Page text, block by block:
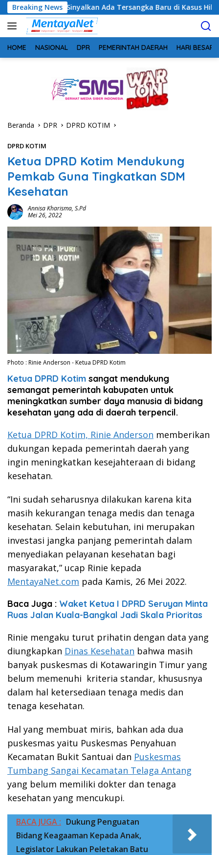
Langsung
ke
konten
Breaking News
Ada Tersangka Baru di Kasus Hibah Rp40 Miliar
HOME NASIONAL DPR PEMERINTAH DAERAH HARI BESAR
Beranda DPR DPRD KOTIM
DPRD KOTIM
Ketua DPRD Kotim Mendukung
Pemkab Guna Tingkatkan SDM
Kesehatan
Annisa Kharisma, S.Pd
Mei 26, 2022
Photo : Rinie Anderson - Ketua DPRD Kotim
Ketua DPRD Kotim sangat mendukung
semangat pemerintah kabupaten untuk
meningkatkan sumber daya manusia di bidang
kesehatan yang ada di daerah terpencil.
Ketua DPRD Kotim, Rinie Anderson memberikan
dukungan kepada pemerintah daerah yang
ingin meningkatkan kesejahteraan di bidang
kesehatan.
“Ini sudah seharusnya dilakukan karena kita
masih kekurangan tenaga medis dan tenaga
kesehatan. Selain kebutuhan, ini merupakan
investasi jangka panjang pemerintah dalam
menyediakan pelayanan kesehatan bagi
masyarakat,” ucap Rinie kepada
MentayaNet.com pada Kamis, 26 Mei 2022.
Baca Juga : Waket Ketua I DPRD Seruyan Minta
Ruas Jalan Kuala-Bangkal Jadi Skala Prioritas
Rinie mengaku turut prihatin dengan data yang
diungkapkan Dinas Kesehatan bahwa masih
banyak puskesmas di Kotawaringin Timur yang
belum memenuhi kriteria standar, khususnya
dalam hal ketersediaan tenaga medis dan
tenaga kesehatan.
Hal yang membuat miris, bahkan ada dua
puskesmas yaitu Puskesmas Penyahuan
Kecamatan Bukit Santuai dan Puskesmas
Tumbang Sangai Kecamatan Telaga Antang
yang belum memiliki dokter dan tenaga
kesehatan yang mencukupi.
BACA JUGA : Dukung Penguatan
Bidang Keagaaman Kepada Anak,
Legislator Lakukan Peletakan Batu